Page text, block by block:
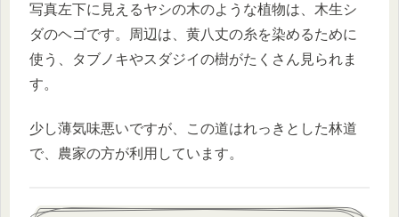
写真左下に見えるヤシの木のような植物は、木生シ
ダのヘゴです。周辺は、黄八丈の糸を染めるために
使う、タブノキやスダジイの樹がたくさん見られま
す。
少し薄気味悪いですが、この道はれっきとした林道
で、農家の方が利用しています。